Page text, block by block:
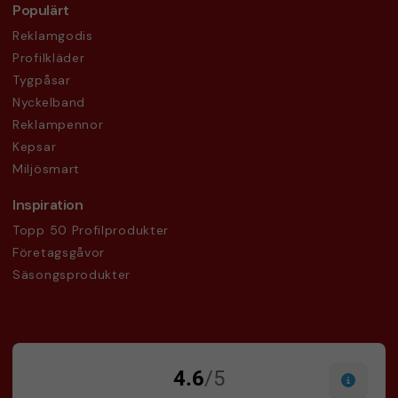
Populärt
Reklamgodis
Profilkläder
Tygpåsar
Nyckelband
Reklampennor
Kepsar
Miljösmart
Inspiration
Topp 50 Profilprodukter
Företagsgåvor
Säsongsprodukter